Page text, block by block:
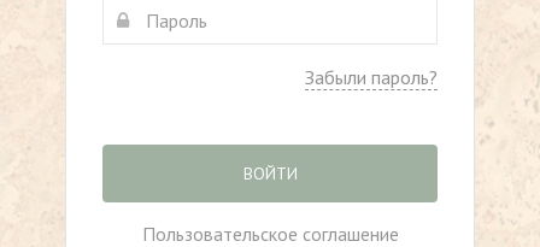
Забыли пароль?
ВОЙТИ
Пользовательское соглашение